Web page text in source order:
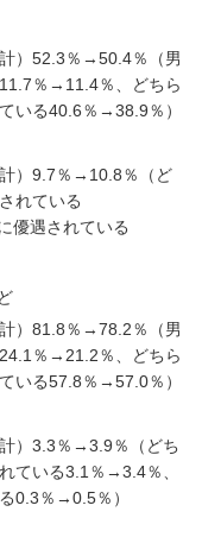
）52.3％→50.4％（男
％→11.4％、どちら
いる40.6％→38.9％）
）9.7％→10.8％（ど
れている
優遇されている
）81.8％→78.2％（男
％→21.2％、どちら
いる57.8％→57.0％）
）3.3％→3.9％（どち
ている3.1％→3.4％、
0.3％→0.5％）